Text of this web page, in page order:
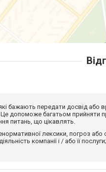
бажають передати досвід
допоможе багатьом прийняти
питань, що цікавлять.
лексики, погроз
компанії і / або її